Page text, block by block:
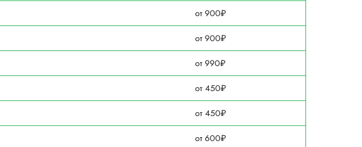
от 900₽
от 900₽
от 990₽
от 450₽
от 450₽
от 600₽